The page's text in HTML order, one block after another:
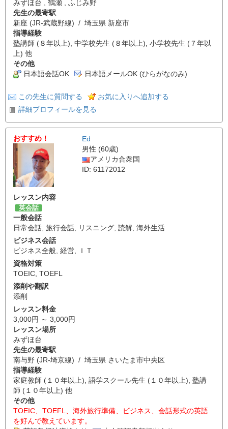
みずほ台 , 鶴瀬 , ふじみ野
先生の最寄駅
新座 (JR-武蔵野線) / 埼玉県 新座市
指導経験
塾講師 (８年以上), 中学校先生 (８年以上), 小学校先生 (７年以
上) 他
その他
日本語会話OK
日本語メールOK (ひらがなのみ)
この先生に質問する
お気に入りへ追加する
詳細プロフィールを見る
おすすめ！
Ed
男性 (60歳)
アメリカ合衆国
ID: 61172012
レッスン内容
英会話
一般会話
日常会話 旅行会話 リスニング 読解 海外生活
ビジネス会話
ビジネス全般 経営
ＩＴ
資格対策
TOEIC TOEFL
添削や翻訳
添削
レッスン料金
3,000円 ～ 3,000円
レッスン場所
みずほ台
先生の最寄駅
南与野 (JR-埼京線) / 埼玉県 さいたま市中央区
指導経験
家庭教師 (１０年以上), 語学スクール先生 (１０年以上), 塾講
師 (１０年以上) 他
その他
TOEIC、TOEFL、海外旅行準備、ビジネス、会話形式の英語
を好んで教えています。